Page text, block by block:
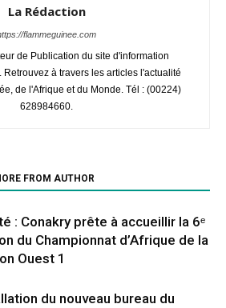
La Rédaction
flammeguinee.com
de Publication du site d'information
Retrouvez à travers les articles l'actualité
de l'Afrique et du Monde. Tél : (00224)
628984660.
FROM AUTHOR
: Conakry prête à accueillir la 6ᵉ
du Championnat d’Afrique de la
Ouest 1
du nouveau bureau du